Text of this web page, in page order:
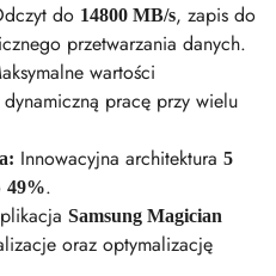
do 14800 MB/s, zapis do
przetwarzania danych.
wartości
pracę przy wielu
Innowacyjna architektura 5
49%.
Samsung Magician
oraz optymalizację